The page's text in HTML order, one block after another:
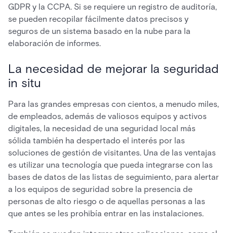
GDPR y la CCPA. Si se requiere un registro de auditoría,
se pueden recopilar fácilmente datos precisos y
seguros de un sistema basado en la nube para la
elaboración de informes.
La necesidad de mejorar la seguridad
in situ
Para las grandes empresas con cientos, a menudo miles,
de empleados, además de valiosos equipos y activos
digitales, la necesidad de una seguridad local más
sólida también ha despertado el interés por las
soluciones de gestión de visitantes. Una de las ventajas
es utilizar una tecnología que pueda integrarse con las
bases de datos de las listas de seguimiento, para alertar
a los equipos de seguridad sobre la presencia de
personas de alto riesgo o de aquellas personas a las
que antes se les prohibía entrar en las instalaciones.